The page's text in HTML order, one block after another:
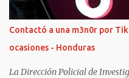
GPS del vehículo, yo no me
la grabación suscitada en
intercambio, la mujer
amigo llamado José, a quien
pide que se lo presente.
Contactó a una m3n0r por
ocasiones - Honduras
La Dirección Policial de